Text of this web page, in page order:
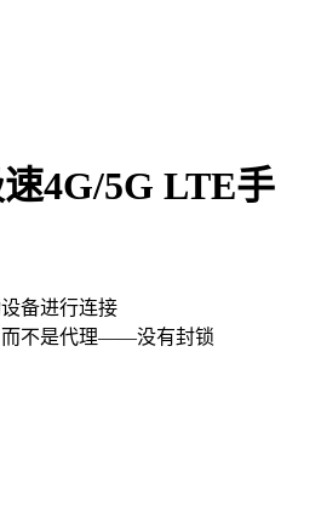
4G/5G LTE手
备进行连接
而不是代理——没有封锁